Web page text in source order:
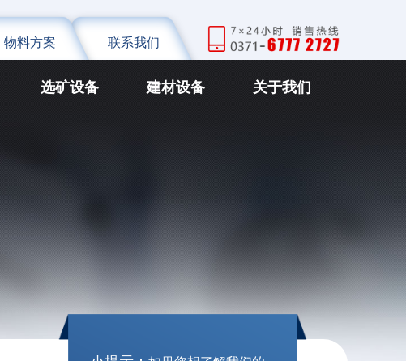
物料方案 联系我们
选矿设备 建材设备 关于我们